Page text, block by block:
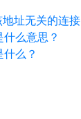
址无关的连接
么意思？
么？